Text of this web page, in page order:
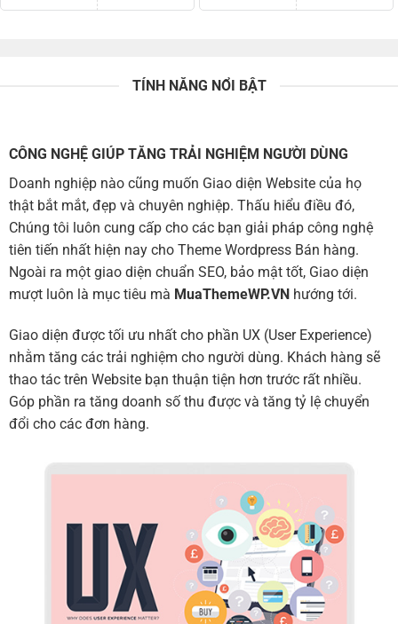
TÍNH NĂNG NỔI BẬT
CÔNG NGHỆ GIÚP TĂNG TRẢI NGHIỆM NGƯỜI DÙNG
Doanh nghiệp nào cũng muốn Giao diện Website của họ
thật bắt mắt, đẹp và chuyên nghiệp. Thấu hiểu điều đó,
Chúng tôi luôn cung cấp cho các bạn giải pháp công nghệ
tiên tiến nhất hiện nay cho Theme Wordpress Bán hàng.
Ngoài ra một giao diện chuẩn SEO, bảo mật tốt, Giao diện
mượt luôn là mục tiêu mà MuaThemeWP.VN hướng tới.
Giao diện được tối ưu nhất cho phần UX (User Experience)
nhằm tăng các trải nghiệm cho người dùng. Khách hàng sẽ
thao tác trên Website bạn thuận tiện hơn trước rất nhiều.
Góp phần ra tăng doanh số thu được và tăng tỷ lệ chuyển
đổi cho các đơn hàng.